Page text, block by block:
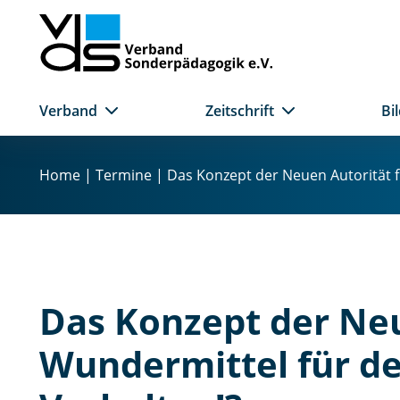
I
Verband Zeitschrift
Home | Termine | Das Konzept der Neuen Autorität
Das Konzept der
Wundermittel für